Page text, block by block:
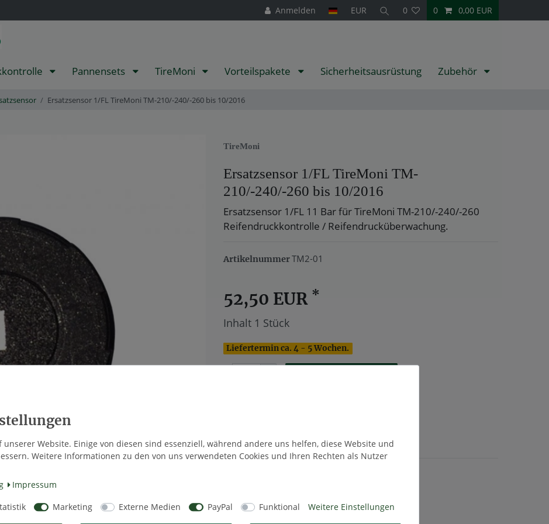
Anmelden EUR 0 0 0,00 EUR
Pannensets TireMoni Vorteilspakete Sicherheitsausrüstung Zubehör
Ersatzsensor 1/FL TireMoni TM-210/-240/-260 bis 10/2016
TireMoni
Ersatzsensor 1/FL TireMoni TM-
210/-240/-260 bis 10/2016
Ersatzsensor 1/FL 11 Bar für TireMoni TM-210/-240/-260
Reifendruckkontrolle / Reifendrucküberwachung.
ArtikelnummerTM2-01
52,50 EUR *
Inhalt 1 Stück
Liefertermin ca. 4 - 5 Wochen.
Wunschliste
unserer Website. Einige von diesen sind essenziell, während andere uns helfen, diese Website und
Weitere Informationen zu den von uns verwendeten Cookies und Ihren Rechten als Nutzer
Impressum
Marketing Externe Medien PayPal Funktional Weitere Einstellungen